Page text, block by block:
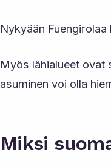
Nykyään
Myös lähialueet ovat
asuminen voi olla
Miksi